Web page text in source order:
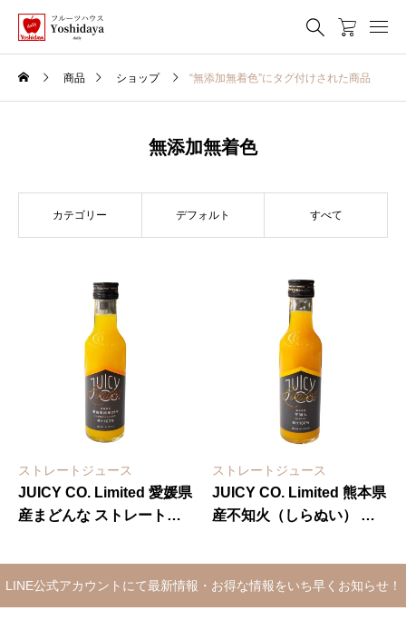
商品 ショップ “無添加無着色”にタグ付けされた商品
無添加無着色
カテゴリー デフォルト すべて
ストレートジュース
JUICY CO. Limited 愛媛県
産まどんな ストレートジ
ストレートジュース
JUICY CO. Limited 熊本県
産不知火（しらぬい） ス
LINE公式アカウントにて最新情報・お得な情報をいち早くお知らせ！